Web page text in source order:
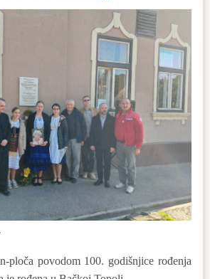
ploča povodom 100. godišnjice rođenja